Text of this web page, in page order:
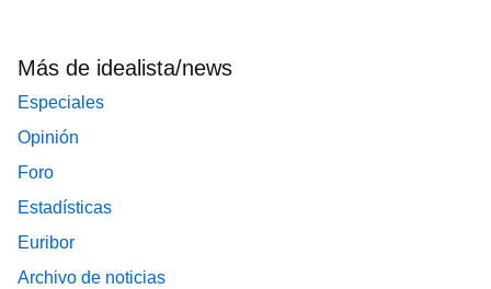
Más de idealista/news
Especiales
Opinión
Foro
Estadísticas
Euribor
Archivo de noticias